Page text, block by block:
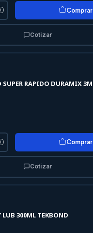
Comprar
Cotizar
SUPER RAPIDO DURAMIX 3M
Comprar
Cotizar
LUB 300ML TEKBOND